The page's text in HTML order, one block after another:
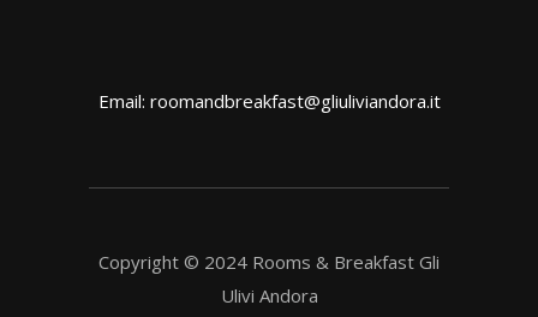
Email: roomandbreakfast@gliuliviandora.it
Copyright © 2024 Rooms & Breakfast Gli
Ulivi Andora